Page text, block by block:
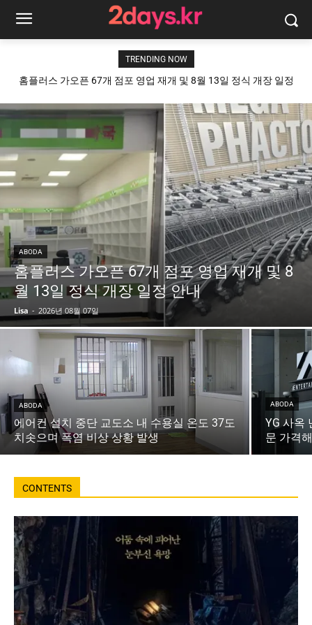
TRENDING NOW
홈플러스 가오픈 67개 점포 영업 재개 및 8월 13일 정식 개장 일정
ABODA
홈플러스 가오픈 67개 점포 영업 재개 및 8
월 13일 정식 개장 일정 안내
Lisa - 2026년 08월 07일
ABODA
에어컨 설치 중단 교도소 내 수용실 온도 37도
치솟으며 폭염 비상 상황 발생
ABODA
YG 사옥
문 가격
CONTENTS